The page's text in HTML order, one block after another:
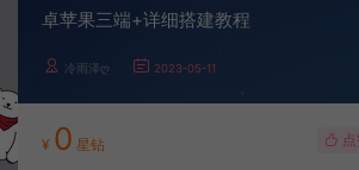
卓苹果三端+详细搭建教程
冷雨泽ღ 2023-05-11
¥ 0 星钻